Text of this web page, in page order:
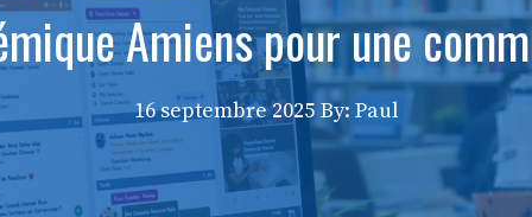
Amiens pour une
16 septembre 2025 By: Paul